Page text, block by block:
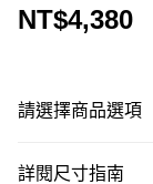
NT$4,380
請選擇商品選項
詳閱尺寸指南